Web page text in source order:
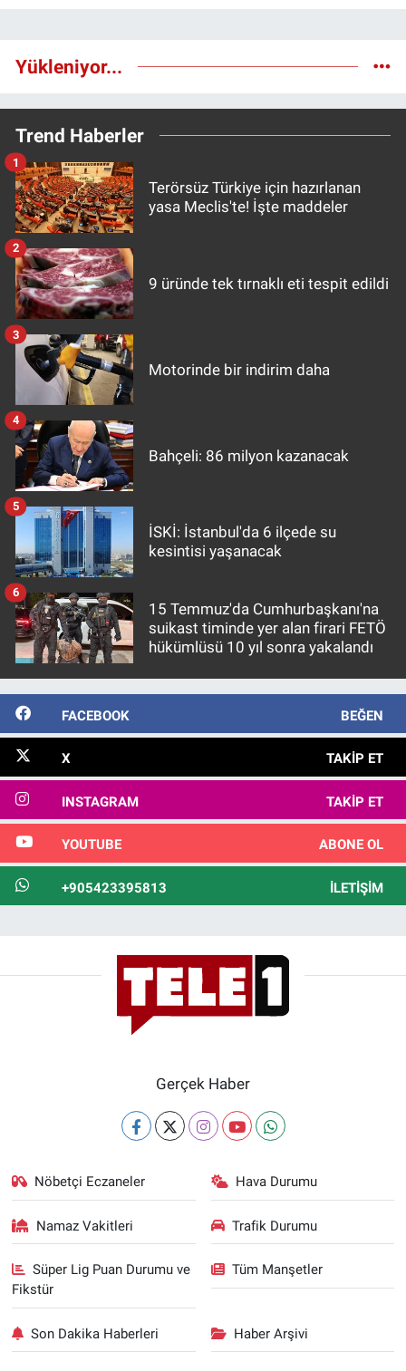
Yükleniyor...
Trend Haberler
Terörsüz Türkiye için hazırlanan
yasa Meclis'te! İşte maddeler
1
9 üründe tek tırnaklı eti tespit edildi
2
Motorinde bir indirim daha
3
Bahçeli: 86 milyon kazanacak
4
İSKİ: İstanbul'da 6 ilçede su
kesintisi yaşanacak
5
15 Temmuz'da Cumhurbaşkanı'na
suikast timinde yer alan firari FETÖ
hükümlüsü 10 yıl sonra yakalandı
6
FACEBOOK BEĞEN
X TAKIP ET
INSTAGRAM TAKIP ET
YOUTUBE ABONE OL
+905423395813 İLETIŞIM
Gerçek Haber
Nöbetçi Eczaneler Hava Durumu
Namaz Vakitleri Trafik Durumu
Süper Lig Puan Durumu ve
Fikstür
Tüm Manşetler
Son Dakika Haberleri Haber Arşivi
Türkiye'nin Gündemi
Yerel Gündem
Yerel Yaşam
Canlı Yayın